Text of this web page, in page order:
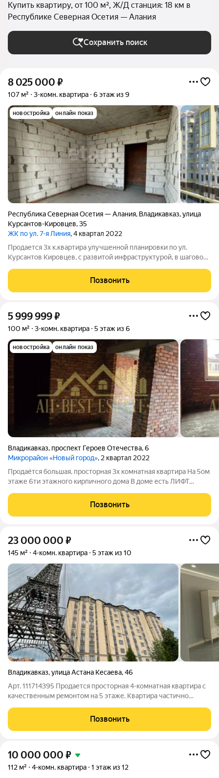
Купить квартиру, от 100 м², Ж/Д станция: 18 км в
Республике Северная Осетия — Алания
Сохранить поиск
8 025 000 ₽
107 м² 3-комн. квартира 6 этаж из 9
новостройка онлайн показ
Республика Северная Осетия — Алания, Владикавказ,улица
Курсантов-Кировцев,35
ЖК по ул. 7-я Линия, 4 квартал 2022
Продается 3х к.квартира улучшенной планировки по ул.
Курсантов Кировцев, с развитой инфраструктурой, в шаговой
недвижимости ЭТАЖИ № 1 . Для клиентов-покупателей
компании ЭТАЖИ содействие в получении
Позвонить
5 999 999₽
100 м² 3-комн. квартира 5 этаж из 6
новостройка онлайн показ
Владикавказ, проспект Героев Отечества,6
Микрорайон «Новый город», 2 квартал 2022
Продаётся большая, просторная 3х комнатная квартира На 5ом
этаже 6ти этажного кирпичного дома В доме есть ЛИФТ
Позвонить
23 000 000 ₽
145 м² 4-комн. квартира 5 этаж из 10
Владикавказ,улица Астана Кесаева,46
Арт. 111714395 Продается просторная 4-комнатная квартира с
качественным ремонтом на 5 этаже. Квартира частично
пространство по своему вкусу. Просторная кухня оснащена
всей необходимой техникой,
Позвонить
10 000 000 ₽
112 м² 4-комн. квартира 1 этаж из 12